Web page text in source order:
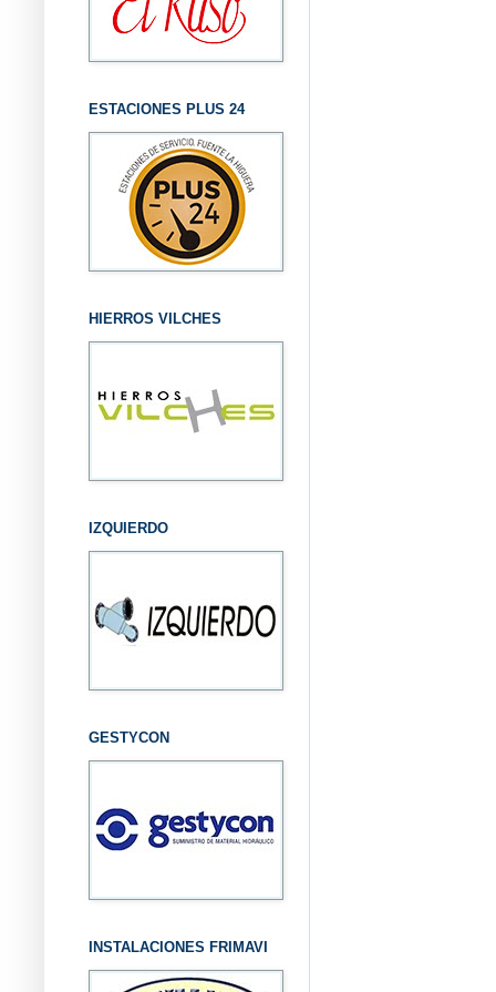
ESTACIONES PLUS 24
HIERROS VILCHES
IZQUIERDO
GESTYCON
INSTALACIONES FRIMAVI